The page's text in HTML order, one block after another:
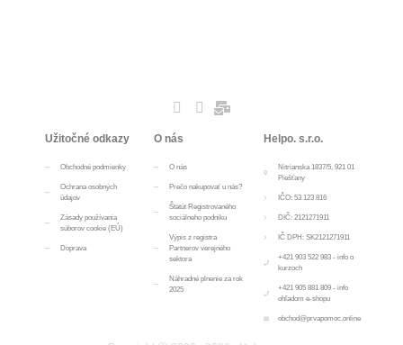
Užitočné odkazy
Obchodné podmienky
Ochrana osobných
údajov
Zásady používania
súborov cookie (EÚ)
Doprava
O nás
O nás
Prečo nakupovať u nás?
Štátút Registrovaného
sociálneho podniku
Výpis z registra
Partnerov verejného
sektora
Náhradné plnenie za rok
2025
Helpo. s.r.o.
Nitrianska 1837/5, 921 01
Piešťany
IČO: 53 123 816
DIČ: 2121271911
IČ DPH: SK2121271911
+421 903 522 983 - info o
kurzoch
+421 905 881 809 - info
ohľadom e-shopu
obchod@prvapomoc.online